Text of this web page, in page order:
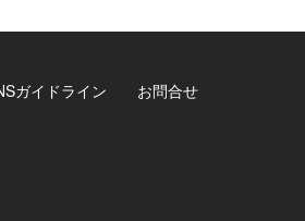
ガイドライン お問合せ